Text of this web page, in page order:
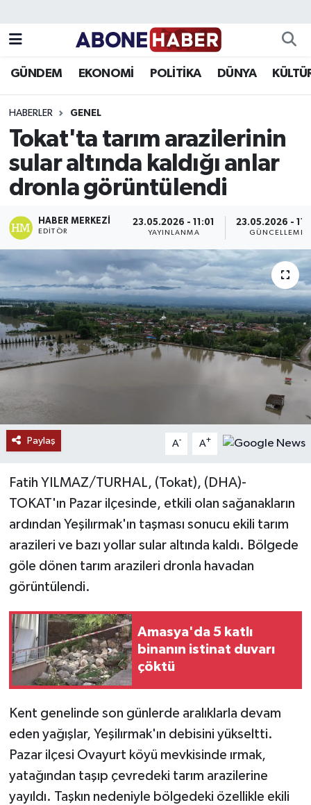
GÜNDEM EKONOMİ POLİTİKA DÜNYA
HABERLER GENEL
Tokat'ta tarım arazilerinin
sular altında kaldığı anlar
dronla görüntülendi
HABER MERKEZI
EDITÖR
23.05.2026 - 11:01
YAYINLANMA
23.05.2026 -
GÜNCELLEME
Paylaş A- A+
Fatih YILMAZ/TURHAL, (Tokat), (DHA)-
TOKAT'ın Pazar ilçesinde, etkili olan sağanakların
ardından Yeşilırmak'ın taşması sonucu ekili tarım
arazileri ve bazı yollar sular altında kaldı. Bölgede
göle dönen tarım arazileri dronla havadan
görüntülendi.
Amasya'da 5 katlı
binanın istinat duvarı
çöktü
Kent genelinde son günlerde aralıklarla devam
eden yağışlar, Yeşilırmak'ın debisini yükseltti.
Pazar ilçesi Ovayurt köyü mevkisinde ırmak,
yatağından taşıp çevredeki tarım arazilerine
yayıldı. Taşkın nedeniyle bölgedeki özellikle ekili
Asayiş
Bilim ve Teknoloji
Çevre
Dünya
Eğitim
Ekonomi
Gündem
Haberde İnsan
Kültür Sanat
Politika
Sağlık
Son Dakika
Yaşam
Yerel
Süper Lig Puan Durumu ve Fikstür
Tüm Manşetler
Son Dakika Haberleri
Haber Arşivi